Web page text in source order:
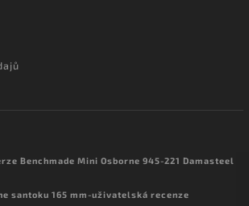
Benchmade Mini Osborne 945-221 Damasteel
santoku 165 mm-uživatelská recenze